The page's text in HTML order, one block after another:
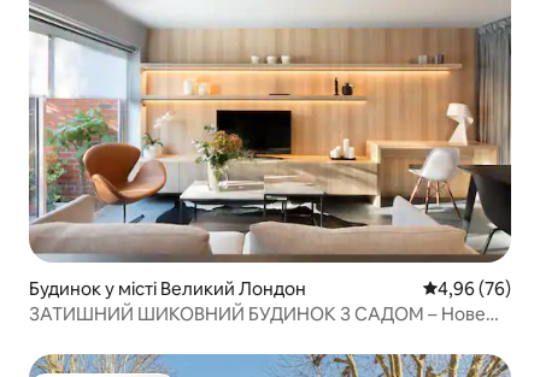
Будинок у місті Великий Лондон Середня
4,96 (76)
ЗАТИШНИЙ ШИКОВНИЙ БУДИНОК З САДОМ – Нове